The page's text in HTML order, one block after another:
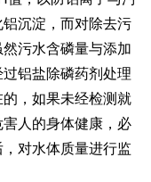
沉淀，而对除去污
污水含磷量与添加
铝盐除磷药剂处理
，如果未经检测就
人的身体健康，必
对水体质量进行监